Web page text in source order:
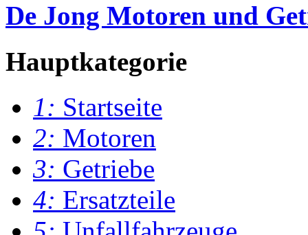
De Jong Motoren und
Hauptkategorie
1: Startseite
2: Motoren
3: Getriebe
4: Ersatzteile